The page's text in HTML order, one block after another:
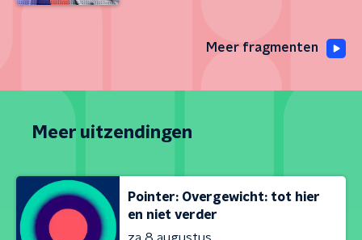
Meer fragmenten
Meer uitzendingen
Pointer: Overgewicht: tot hier
en niet verder
za 8 augustus